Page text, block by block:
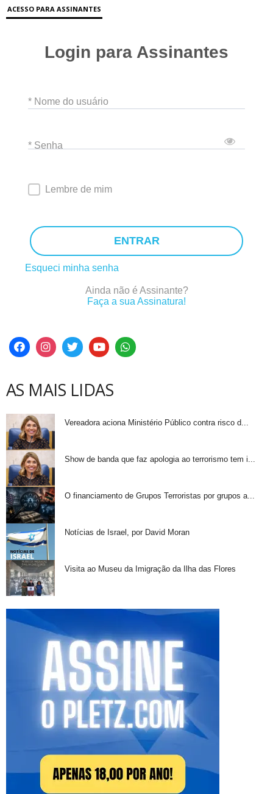
ACESSO PARA ASSINANTES
Login para Assinantes
* Nome do usuário
* Senha
Lembre de mim
ENTRAR
Esqueci minha senha
Ainda não é Assinante?
Faça a sua Assinatura!
AS MAIS LIDAS
Vereadora aciona Ministério Público contra risco d...
Show de banda que faz apologia ao terrorismo tem i...
O financiamento de Grupos Terroristas por grupos a...
Notícias de Israel, por David Moran
Visita ao Museu da Imigração da Ilha das Flores